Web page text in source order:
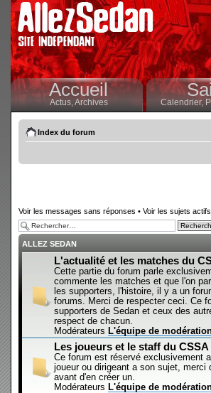
Accueil
Actus,Archives Calendrier,
Index du forum
Voir les messages sans réponses • Voir les sujets actifs
ALLEZ SEDAN
L'actualité et les matches du
Cette partie du forum parle
commente les matches et que l'on
les supporters, l'histoire, il y a un
forums. Merci de respecter ceci. Ce
supporters de Sedan et ceux des
respect de chacun.
Modérateurs L'équipe de
Les joueurs et le staff du CSSA
Ce forum est réservé exclusivement
joueur ou dirigeant a son sujet,
avant d'en créer un.
Modérateurs L'équipe de